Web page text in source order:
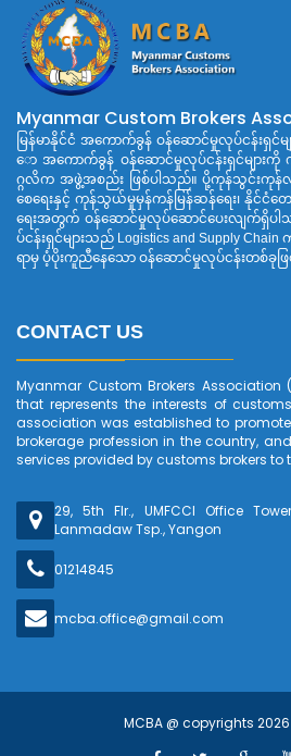
Myanmar Custom Brokers
မြန်မာနိုင်ငံ အကောက်ခွန် ဝန်ဆောင်မှုလုပ်ငန်း
ော အကောက်ခွန် ဝန်ဆောင်မှုလုပ်ငန်းရှင်များကို
ဂ္ဂလိက အဖွဲ့အစည်း ဖြစ်ပါသည်။ ပို့ကုန်သွင်းကုန်လုပ်
စေရေးနှင့် ကုန်သွယ်မှုမှန်ကန်မြန်ဆန်ရေး၊ နိုင်ငံ
ရေးအတွက် ဝန်ဆောင်မှုလုပ်ဆောင်ပေးလျက်ရှိပ
ပ်ငန်းရှင်များသည် Logistics and Supply
ရာမှ ပံ့ပိုးကူညီနေသော ဝန်ဆောင်မှုလုပ်ငန်းတစ်ခုဖ
CONTACT US
Myanmar Custom Brokers Association
that represents the interests of
association was established to
brokerage profession in the country,
services provided by customs brokers to
29, 5th Flr., UMFCCI Office
Lanmadaw Tsp., Yangon
01214845
mcba.office@gmail.com
MCBA @ copyrights